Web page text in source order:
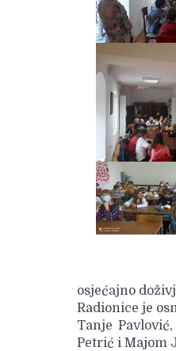
osjećajno
Radionice je
Tanje
Petrić i Majom